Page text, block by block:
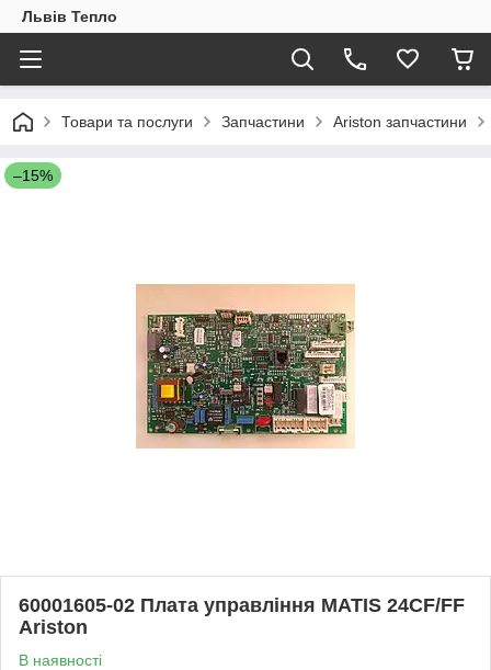
Львів Тепло
Товари та послуги Запчастини Ariston запчастини
–15%
60001605-02 Плата управління MATIS 24CF/FF
Ariston
В наявності